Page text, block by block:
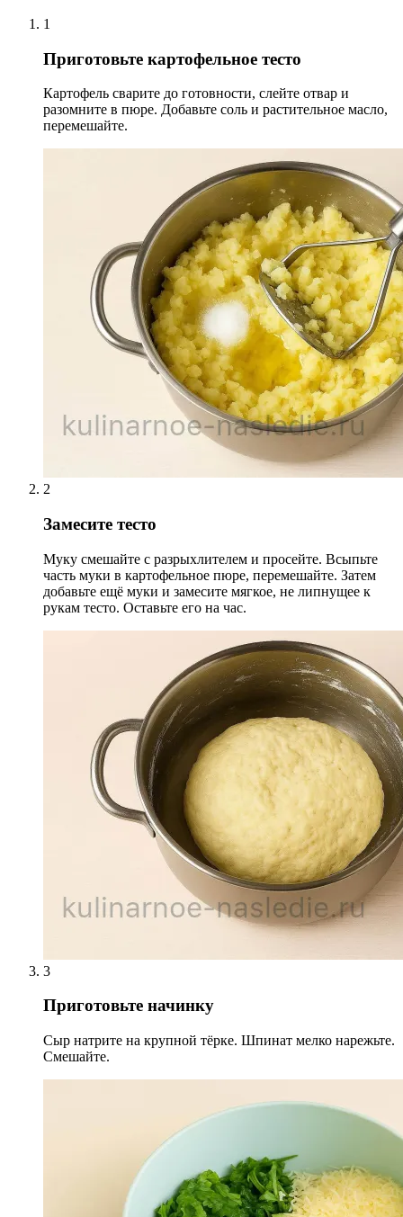
1
Приготовьте картофельное тесто
Картофель сварите до готовности, слейте отвар и
разомните в пюре. Добавьте соль и растительное масло,
перемешайте.
2
Замесите тесто
Муку смешайте с разрыхлителем и просейте. Всыпьте
часть муки в картофельное пюре, перемешайте. Затем
добавьте ещё муки и замесите мягкое, не липнущее к
рукам тесто. Оставьте его на час.
3
Приготовьте начинку
Сыр натрите на крупной тёрке. Шпинат мелко нарежьте.
Смешайте.